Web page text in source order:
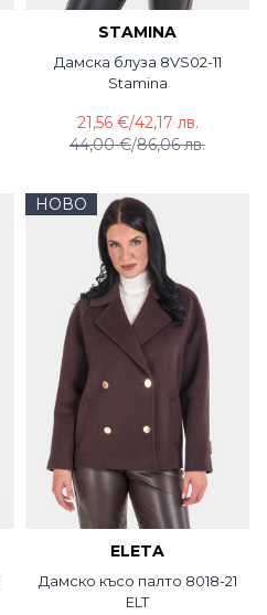
STAMINA
Дамска блуза 8VS02-11
Stamina
44,00 €/86,06 лв.
21,56 €/42,17 лв.
НОВО
ELETA
Дамско късо палто 8018-21
ELT